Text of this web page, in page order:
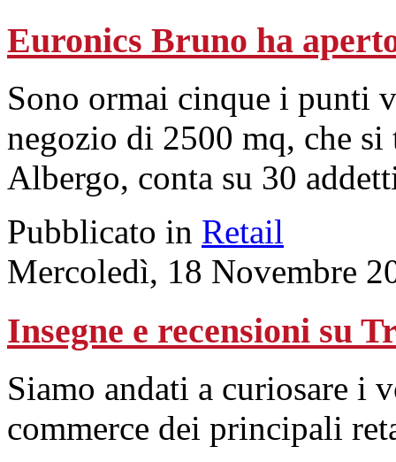
Euronics Bruno ha
Sono ormai cinque i punti
negozio di 2500 mq, che
Albergo, conta su 30
Pubblicato in Retail
Mercoledì, 18 Novembre
Insegne e recensioni su
Siamo andati a curiosare i
commerce dei principali